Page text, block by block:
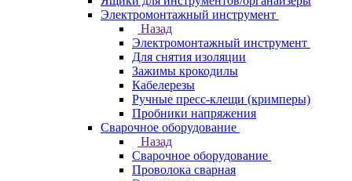
Электромонтажный инструмент
Назад
Электромонтажный инструмент
Для снятия изоляции
Зажимы крокодилы
Кабелерезы
Ручные пресс-клещи (кримперы)
Пробники напряжения
Сварочное оборудование
Назад
Сварочное оборудование
Проволока сварная